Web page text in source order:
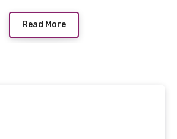
Read More